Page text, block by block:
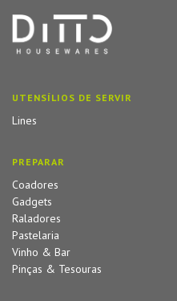
UTENSÍLIOS DE SERVIR
Lines
PREPARAR
Coadores
Gadgets
Raladores
Pastelaria
Vinho & Bar
Pinças & Tesouras